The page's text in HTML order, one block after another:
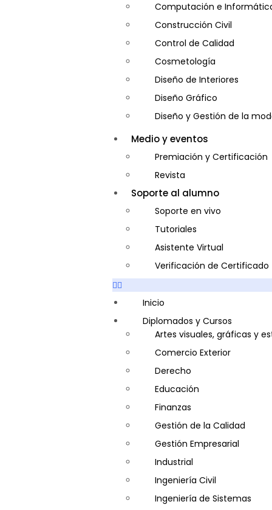
Computación e
Construcción Civil
Control de Calidad
Cosmetología
Diseño de Interiores
Diseño Gráfico
Diseño y Gestión de la
Entrenador Personal y
Gastronomía
Gestor de Crédito y
Guía de Turismo
Inglés Americano
Marketing y Publicidad
Medio Ambiente y Seguridad
Plataforma Bancaria y
Secretaria Corporativo
Telemarketing
Ventas de Productos y
Visitador Médico
Medio y eventos
Premiación y Certificación
Revista
Soporte al alumno
Soporte en vivo
Tutoriales
Asistente Virtual
Verificación de Certificado
Inicio
Diplomados y Cursos
Artes visuales, gráficas y
Comercio Exterior
Derecho
Educación
Finanzas
Gestión de la Calidad
Gestión Empresarial
Industrial
Ingeniería Civil
Ingeniería de Sistemas